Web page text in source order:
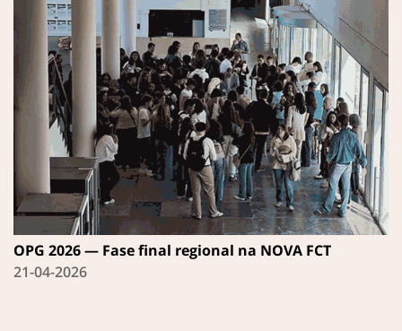
OPG 2026 — Fase final regional na NOVA FCT
21-04-2026